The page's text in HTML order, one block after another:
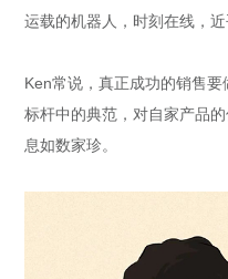
运载的机器人，时刻在线，近
Ken常说，真正成功的销售
标杆中的典范，对自家产品
息如数家珍。